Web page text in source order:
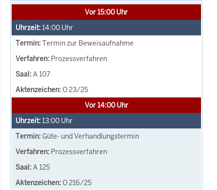
Vor 15:00 Uhr
14:00 Uhr
Termin zur Beweisaufnahme
Prozessverfahren
A 107
O 23/25
Vor 14:00 Uhr
13:00 Uhr
Güte- und Verhandlungstermin
Prozessverfahren
A 125
O 216/25